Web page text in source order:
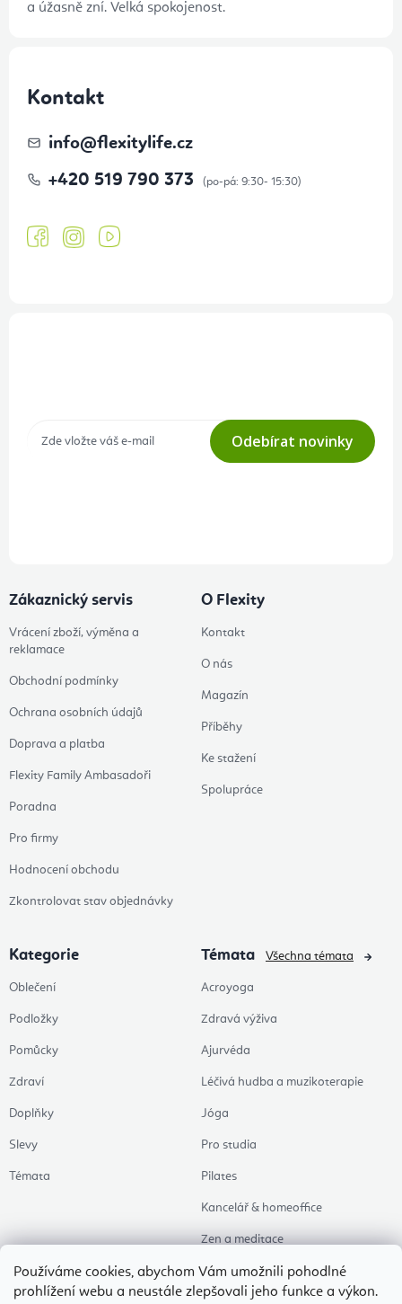
Používáme cookies, abychom Vám umožnili pohodlné
prohlížení webu a neustále zlepšovali jeho funkce a výkon.
a úžasně zní. Velká spokojenost.
Kontakt
info@flexitylife.cz
+420 519 790 373
Odebírat novinky
Zákaznický servis
Vrácení zboží, výměna a
reklamace
Obchodní podmínky
Ochrana osobních údajů
Doprava a platba
Flexity Family Ambasadoři
Poradna
Pro firmy
Hodnocení obchodu
Zkontrolovat stav objednávky
O Flexity
Kontakt
O nás
Magazín
Příběhy
Ke stažení
Spolupráce
Kategorie
Oblečení
Podložky
Pomůcky
Zdraví
Doplňky
Slevy
Témata
Témata
Acroyoga
Zdravá výživa
Ajurvéda
Léčivá hudba a muzikoterapie
Jóga
Pro studia
Pilates
Kancelář & homeoffice
Zen a meditace
Aromaterapie
Všechna témata